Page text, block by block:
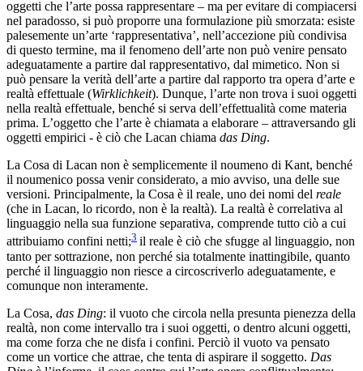
oggetti che l’arte possa rappresentare – ma per evitare di compiacersi
nel paradosso, si può proporre una formulazione più smorzata: esiste
palesemente un’arte ‘rappresentativa’, nell’accezione più condivisa
di questo termine, ma il fenomeno dell’arte non può venire pensato
adeguatamente a partire dal rappresentativo, dal mimetico. Non si
può pensare la verità dell’arte a partire dal rapporto tra opera d’arte e
realtà effettuale (Wirklichkeit). Dunque, l’arte non trova i suoi oggetti
nella realtà effettuale, benché si serva dell’effettualità come materia
prima. L’oggetto che l’arte è chiamata a elaborare – attraversando gli
oggetti empirici - è ciò che Lacan chiama das Ding.
La Cosa di Lacan non è semplicemente il noumeno di Kant, benché
il noumenico possa venir considerato, a mio avviso, una delle sue
versioni. Principalmente, la Cosa è il reale, uno dei nomi del reale
(che in Lacan, lo ricordo, non è la realtà). La realtà è correlativa al
linguaggio nella sua funzione separativa, comprende tutto ciò a cui
attribuiamo confini netti;3 il reale è ciò che sfugge al linguaggio, non
tanto per sottrazione, non perché sia totalmente inattingibile, quanto
perché il linguaggio non riesce a circoscriverlo adeguatamente, e
comunque non interamente.
La Cosa, das Ding: il vuoto che circola nella presunta pienezza della
realtà, non come intervallo tra i suoi oggetti, o dentro alcuni oggetti,
ma come forza che ne disfa i confini. Perciò il vuoto va pensato
come un vortice che attrae, che tenta di aspirare il soggetto. Das